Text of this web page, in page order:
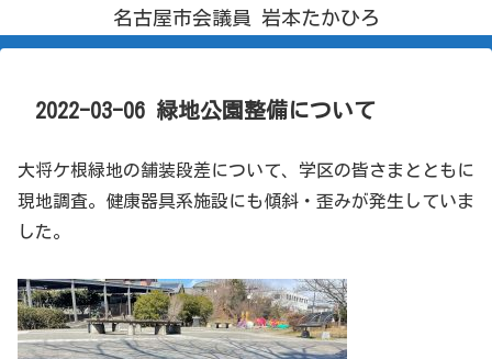
名古屋市会議員 岩本たかひろ
2022-03-06 緑地公園整備について
大将ケ根緑地の舗装段差について、学区の皆さまとともに
現地調査。健康器具系施設にも傾斜・歪みが発生していま
した。